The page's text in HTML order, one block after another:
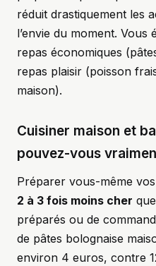
réduit drastiquement les
l’envie du moment.
repas économiques
repas plaisir (poisson
maison).
Cuisiner maison et
pouvez-vous
Préparer vous-même
2 à 3 fois moins cher
préparés ou de
de pâtes bolognaise
environ 4 euros, contre